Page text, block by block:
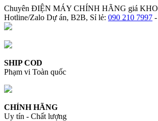
Chuyên ĐIỆN MÁY CHÍNH HÃNG giá KHO
Hotline/Zalo Dự án, B2B, Sỉ lẻ: 090 210 7997 -
SHIP COD
Phạm vi Toàn quốc
CHÍNH HÃNG
Uy tín - Chất lượng